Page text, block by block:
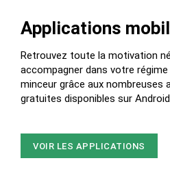
Applications
Retrouvez toute la motivation
accompagner dans votre
minceur grâce aux nombreuses
gratuites disponibles sur
VOIR LES APPLICATIONS